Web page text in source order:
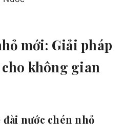
mới: Giải pháp
không gian
đài nước chén nhỏ